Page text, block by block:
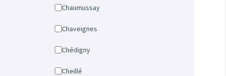
Chaumussay
Chaveignes
Chédigny
Cheillé